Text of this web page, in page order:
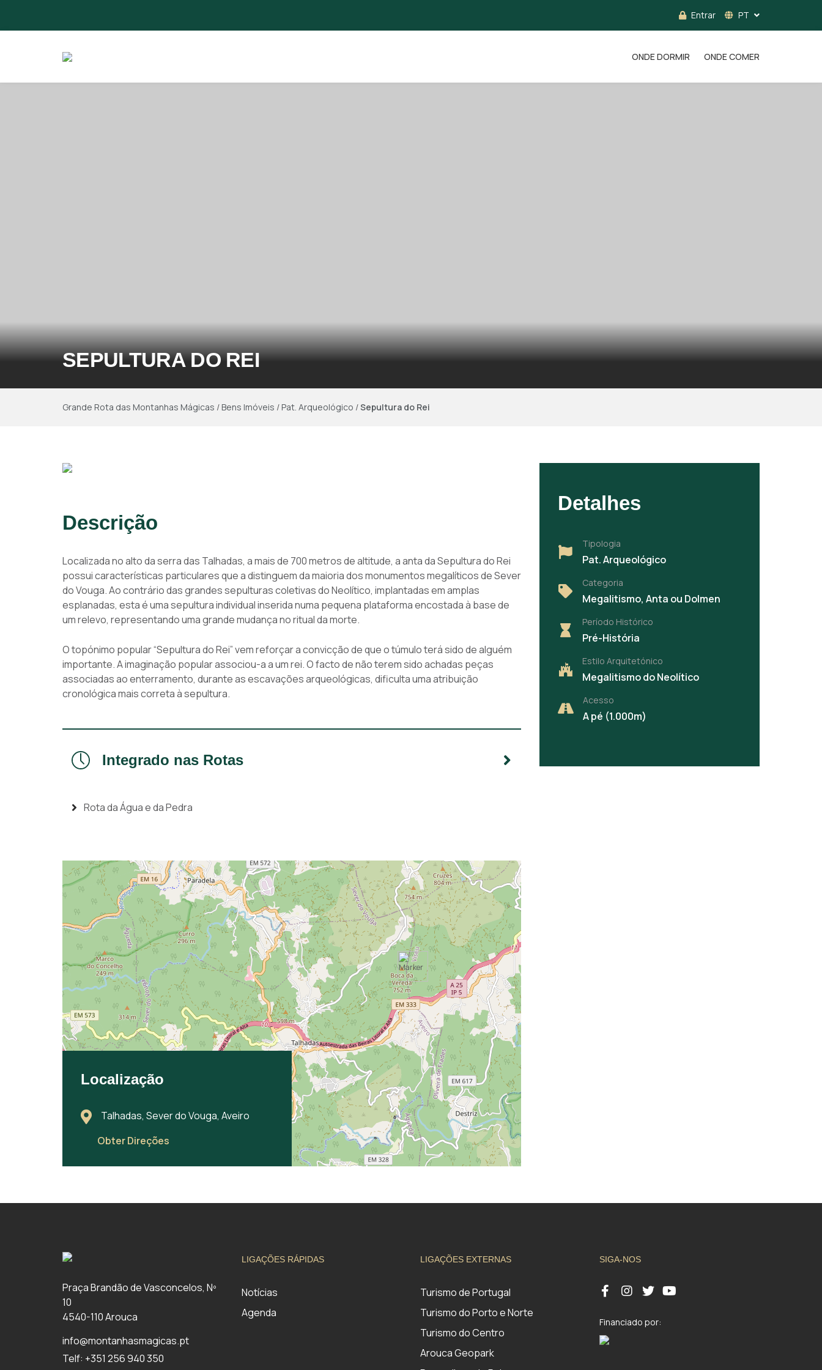
Entrar PT
ONDE DORMIR ONDE COMER
SEPULTURA DO REI
Grande Rota das Montanhas Mágicas /Bens Imóveis /Pat. Arqueológico /Sepultura do Rei
Descrição
Localizada no alto da serra das Talhadas, a mais de 700 metros de altitude, a anta da Sepultura do Rei
possui características particulares que a distinguem da maioria dos monumentos megalíticos de Sever
do Vouga. Ao contrário das grandes sepulturas coletivas do Neolítico, implantadas em amplas
esplanadas, esta é uma sepultura individual inserida numa pequena plataforma encostada à base de
um relevo, representando uma grande mudança no ritual da morte.
O topónimo popular “Sepultura do Rei” vem reforçar a convicção de que o túmulo terá sido de alguém
importante. A imaginação popular associou-a a um rei. O facto de não terem sido achadas peças
associadas ao enterramento, durante as escavações arqueológicas, dificulta uma atribuição
cronológica mais correta à sepultura.
Integrado nas Rotas
Rota da Água e da Pedra
Localização
Talhadas, Sever do Vouga, Aveiro
Obter Direções
Detalhes
Tipologia
Pat. Arqueológico
Categoria
Megalitismo, Anta ou Dolmen
Período Histórico
Pré-História
Estilo Arquitetónico
Megalitismo do Neolítico
Acesso
A pé (1.000m)
Praça Brandão de Vasconcelos, Nº
10
4540-110 Arouca
info@montanhasmagicas.pt
Telf: +351 256 940 350
LIGAÇÕES RÁPIDAS
Notícias
Agenda
LIGAÇÕES EXTERNAS
Turismo de Portugal
Turismo do Porto e Norte
Turismo do Centro
Arouca Geopark
SIGA-NOS
Financiado por: